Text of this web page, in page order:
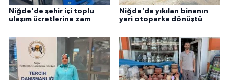
Niğde'de şehir içi toplu
ulaşım ücretlerine zam
Niğde'de yıkılan binanın
yeri otoparka dönüştü